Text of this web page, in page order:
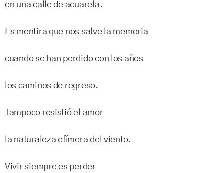
en una calle de acuarela.
Es mentira que nos salve la memoria
cuando se han perdido con los años
los caminos de regreso.
Tampoco resistió el amor
la naturaleza efímera del viento.
Vivir siempre es perder